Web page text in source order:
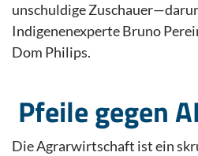
unschuldige
Indigenenexperte Bruno
Dom Philips.
Pfeile gegen
Die Agrarwirtschaft ist ein